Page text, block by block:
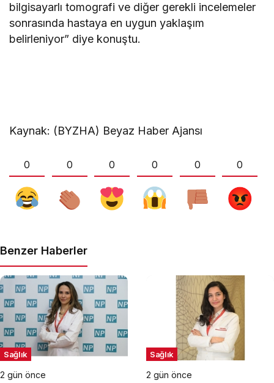
bilgisayarlı tomografi ve diğer gerekli incelemeler
sonrasında hastaya en uygun yaklaşım
belirleniyor” diye konuştu.
Kaynak: (BYZHA) Beyaz Haber Ajansı
0 0 0 0 0 0
Benzer Haberler
Sağlık
2 gün önce
Sağlık
2 gün önce